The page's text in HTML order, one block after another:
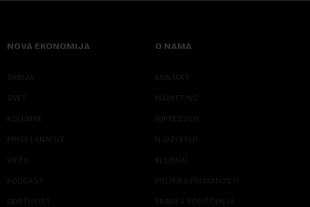
NOVA EKONOMIJA
SRBIJA
SVET
KOLUMNE
PRIČE I ANALIZE
VIDEO
PODCAST
ODRŽIVOST
O NAMA
KONTAKT
MARKETING
IMPRESSUM
NJUZLETER
KLIJENTI
POLITIKA PRIVATNOSTI
PRAVILA KORIŠĆENJA